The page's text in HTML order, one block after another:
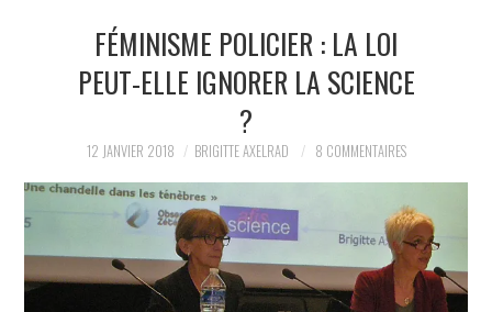
FÉMINISME POLICIER : LA LOI
PEUT-ELLE IGNORER LA SCIENCE
?
12 JANVIER 2018 BRIGITTE AXELRAD 8 COMMENTAIRES